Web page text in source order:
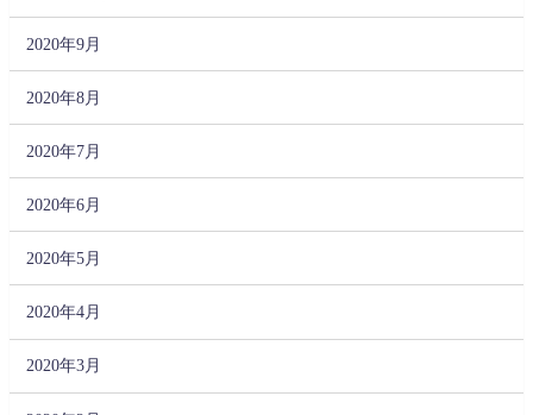
2020年9月
2020年8月
2020年7月
2020年6月
2020年5月
2020年4月
2020年3月